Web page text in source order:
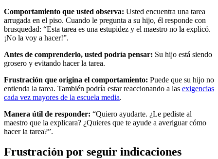
Comportamiento que usted observa: Usted encuentra una tarea
arrugada en el piso. Cuando le pregunta a su hijo, él responde con
brusquedad: “Esta tarea es una estupidez y el maestro no la explicó.
¡No la voy a hacer!”.
Antes de comprenderlo, usted podría pensar: Su hijo está siendo
grosero y evitando hacer la tarea.
Frustración que origina el comportamiento: Puede que su hijo no
entienda la tarea. También podría estar reaccionando a las exigencias
cada vez mayores de la escuela media.
Manera útil de responder: “Quiero ayudarte. ¿Le pediste al
maestro que la explicara? ¿Quieres que te ayude a averiguar cómo
hacer la tarea?”.
Frustración por seguir indicaciones